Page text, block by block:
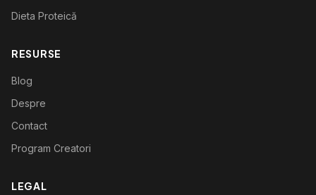
Dieta Proteică
RESURSE
Blog
Despre
Contact
Program Creatori
LEGAL